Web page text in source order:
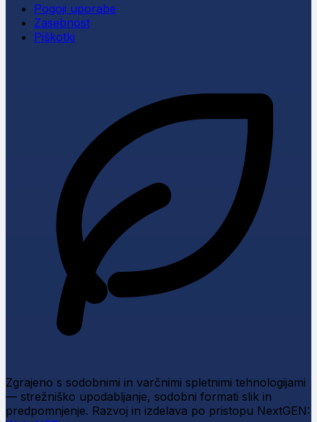
Pogoji uporabe
Zasebnost
Piškotki
Zgrajeno s sodobnimi in varčnimi spletnimi tehnologijami
— strežniško upodabljanje, sodobni formati slik in
predpomnjenje. Razvoj in izdelava po pristopu NextGEN: